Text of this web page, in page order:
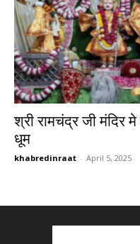
श्री रामचंद्र जी मंदिर
धूम
khabredinraat - April 5, 2025